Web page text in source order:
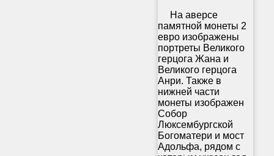
На аверсе
памятной монеты 2
евро изображены
портреты Великого
герцога Жана и
Великого герцога
Анри. Также в
нижней части
монеты изображен
Собор
Люксембургской
Богоматери и мост
Адольфа, рядом с